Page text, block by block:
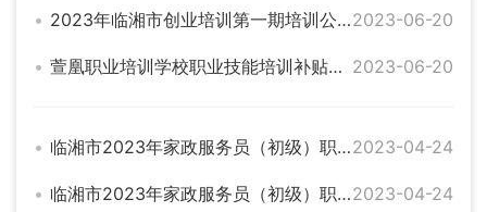
2023年临湘市创业培训第一期培训公示2023-06-20
萱凰职业培训学校职业技能培训补贴人员名册（安全员第一期） 2023-06-20
临湘市2023年家政服务员（初级）职业技能培训补贴人员名册（好媳妇培训学校二期二班）2023-04-24
临湘市2023年家政服务员（初级）职业技能培训补贴人员名册（好媳妇培训学校二期一班）2023-04-24